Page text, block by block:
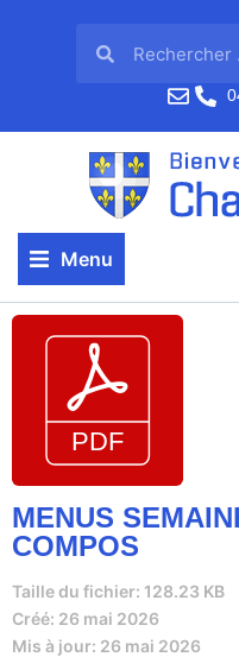
Menu
MENUS
COMPOS
Taille du fichier: 128.23 KB
Créé: 26 mai 2026
Mis à jour: 26 mai 2026